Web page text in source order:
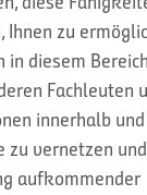
Ihnen zu
in diesem
Fachleuten
innerhalb
zu vernetzen
aufkommender